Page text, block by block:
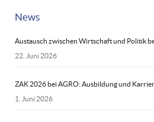
News
Austausch zwischen Wirtschaft und Politik
22. Juni 2026
ZAK 2026 bei AGRO: Ausbildung und
1. Juni 2026